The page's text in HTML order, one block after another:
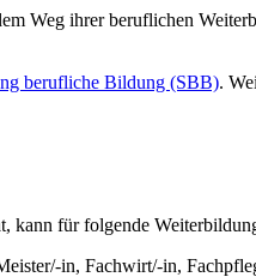
Weg ihrer beruflichen
berufliche Bildung (SBB).
kann für folgende
in, Fachwirt/-in,